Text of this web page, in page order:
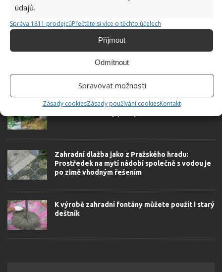
údajů.
Správa 1811 prodejcůPřečtěte si více o těchto účelech
Příjmout
Odmítnout
Spravovat možnosti
Zásady cookiesZásady používání cookiesKontakt
PODZIM ROSTLINY VŘES ZAHRADA
Matka s dcerou proměňují nudné zahrady na
Zahradní dlažba jako z Pražského hradu:
Prostředek na mytí nádobí společně s vodou je
po zimě vhodným řešením
K výrobě zahradní fontány můžete použít i starý
deštník